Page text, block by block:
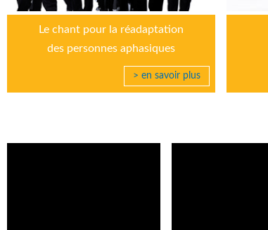
Le chant pour la réadaptation
des personnes aphasiques
> en savoir plus